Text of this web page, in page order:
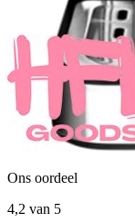
Ons oordeel
4,2 van 5